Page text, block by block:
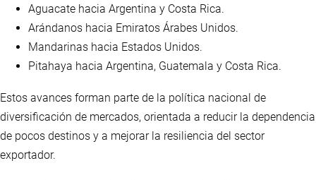
Aguacate hacia Argentina y Costa Rica.
Arándanos hacia Emiratos Árabes Unidos.
Mandarinas hacia Estados Unidos.
Pitahaya hacia Argentina, Guatemala y Costa Rica.
Estos avances forman parte de la política nacional de
diversificación de mercados, orientada a reducir la dependencia
de pocos destinos y a mejorar la resiliencia del sector
exportador.